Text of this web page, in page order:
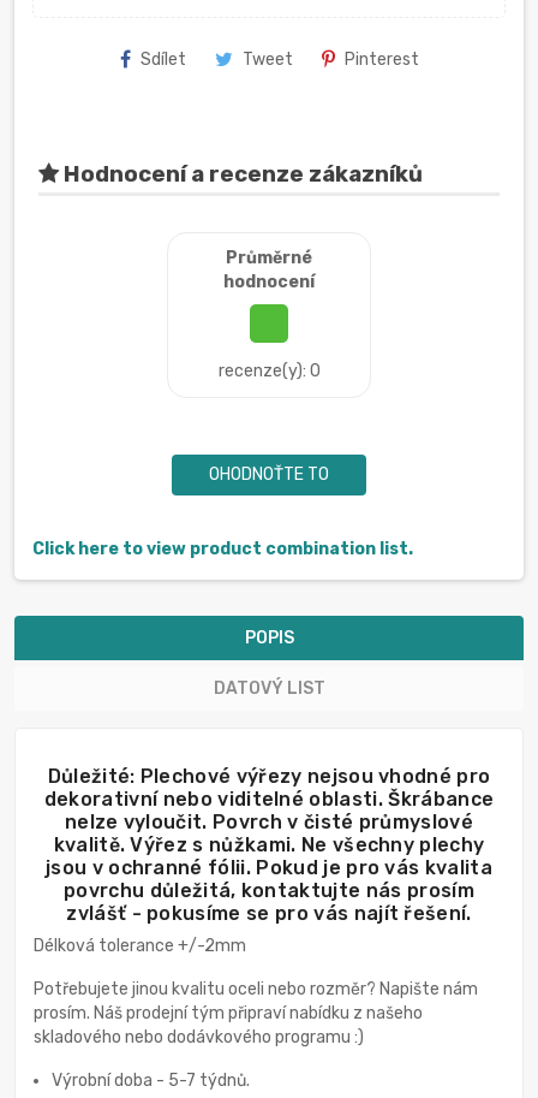
Sdílet Tweet Pinterest
Hodnocení a recenze zákazníků
Průměrné
hodnocení
recenze(y): 0
OHODNOŤTE TO
Click here to view product combination list.
POPIS
DATOVÝ LIST
Důležité: Plechové výřezy nejsou vhodné pro
dekorativní nebo viditelné oblasti. Škrábance
nelze vyloučit. Povrch v čisté průmyslové
kvalitě. Výřez s nůžkami. Ne všechny plechy
jsou v ochranné fólii. Pokud je pro vás kvalita
povrchu důležitá, kontaktujte nás prosím
zvlášť - pokusíme se pro vás najít řešení.
Délková tolerance +/-2mm
Potřebujete jinou kvalitu oceli nebo rozměr? Napište nám
prosím. Náš prodejní tým připraví nabídku z našeho
skladového nebo dodávkového programu :)
Výrobní doba - 5-7 týdnů.